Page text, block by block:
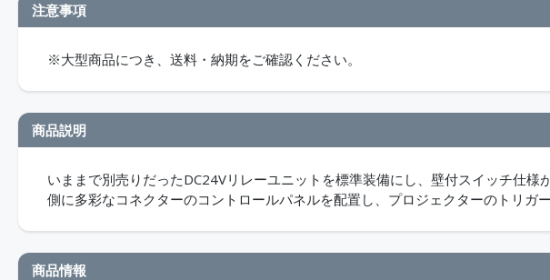
注意事項
※大型商品につき、送料・納期をご確認ください。
商品説明
いままで別売りだったDC24Vリレーユニットを標準装備にし、壁付スイッチ仕様
側に多彩なコネクターのコントロールパネルを配置し、プロジェクターのトリガ
商品情報